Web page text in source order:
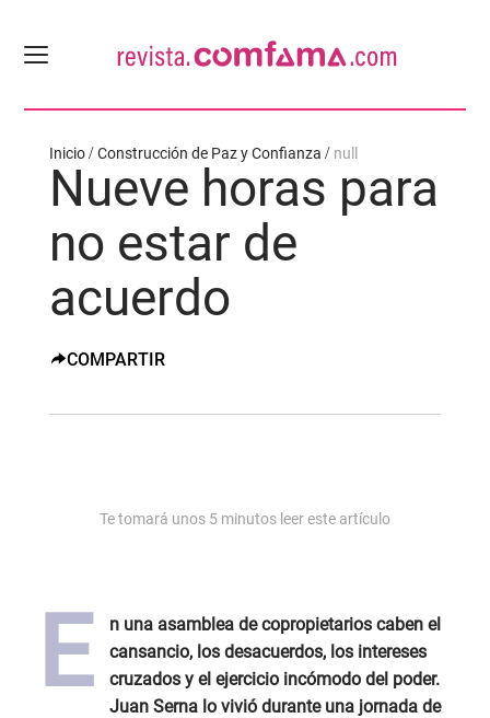
Inicio Construcción de Paz y Confianza null
Nueve horas para
no estar de
acuerdo
COMPARTIR
Te tomará unos 5 minutos leer este artículo
E
n una asamblea de copropietarios caben el
cansancio, los desacuerdos, los intereses
cruzados y el ejercicio incómodo del poder.
Juan Serna lo vivió durante una jornada de